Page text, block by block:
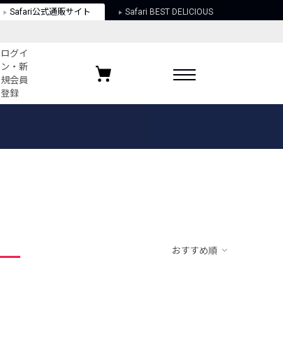
Safari公式通販サイト Safari BEST DELICIOUS
ログイ
ン・新
規会員
登録
お気に入りブランド
おすすめ順